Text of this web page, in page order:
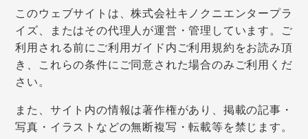
このウェブサイトは、株式会社キノクニエンタープラ
イズ、またはその代理人が運営・管理しています。ご
利用される前にご利用ガイド内ご利用規約をお読み頂
き、これらの条件にご同意された場合のみご利用くだ
さい。
また、サイト内の情報は著作権があり、掲載の記事・
写真・イラストなどの無断複写・転載等を禁じます。